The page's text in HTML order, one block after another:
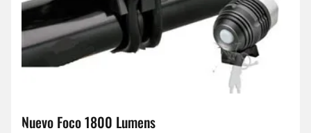
Nuevo Foco 1800 Lumens